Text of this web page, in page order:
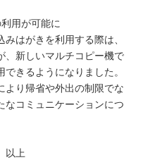
用が可能に
はがきを利用する際は、
、新しいマルチコピー機で
きるようになりました。
より帰省や外出の制限でな
なコミュニケーションにつ